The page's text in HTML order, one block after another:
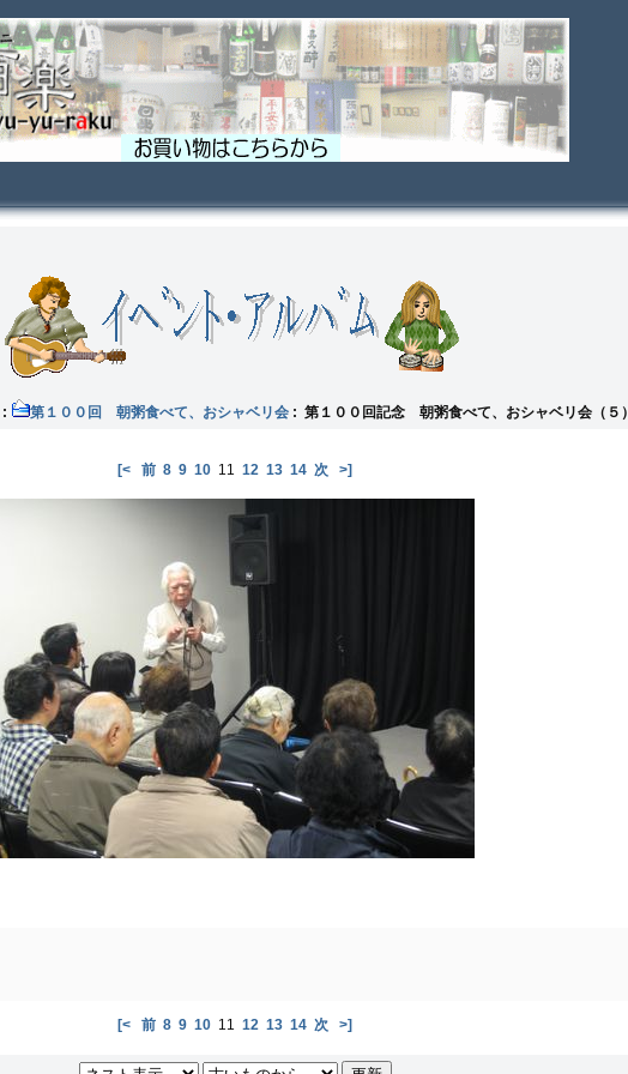
: 第１００回 朝粥食べて、おシャベリ会 : 第１００回記念 朝粥食べて、おシャベリ会（５）
[< 前 8 9 10 11 12 13 14 次 >]
[< 前 8 9 10 11 12 13 14 次 >]